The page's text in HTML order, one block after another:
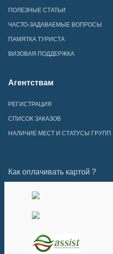
ПОЛЕЗНЫЕ СТАТЬИ
ЧАСТО-ЗАДАВАЕМЫЕ ВОПРОСЫ
ПАМЯТКА ТУРИСТА
ВИЗОВАЯ ПОДДЕРЖКА
Агентствам
РЕГИСТРАЦИЯ
СПИСОК ЗАКАЗОВ
НАЛИЧИЕ МЕСТ И СТАТУСЫ ГРУПП
Как оплачивать картой ?